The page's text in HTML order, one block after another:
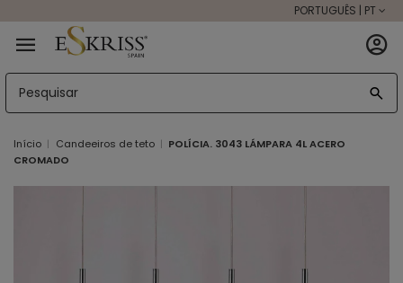
PORTUGUÊS | PT
Início Candeeiros de teto
POLÍCIA. 3043 LÁMPARA 4L ACERO
CROMADO